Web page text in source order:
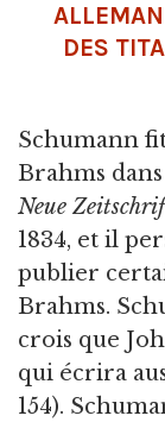
DES
Schumann
Brahms
Neue
1834, et il
publier
Brahms.
crois que
qui écrira
154).